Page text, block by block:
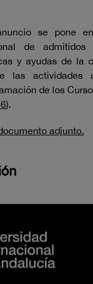
se pone
de
y ayudas de la
las actividades
de los
).
adjunto.